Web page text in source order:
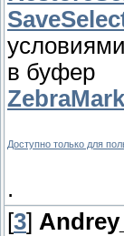
в буфер
Доступно только для
.
[3]